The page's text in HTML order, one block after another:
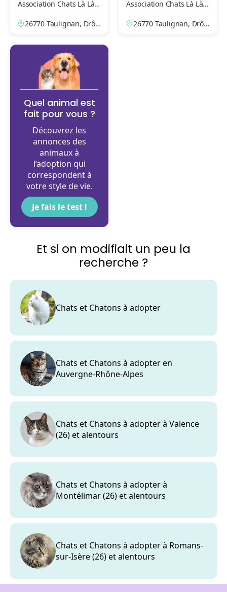
Association Chats Là Là d
e Valréas
26770 Taulignan, Drô
Association Chats Là Là d
e Valréas
26770 Taulignan, Drô
Quel animal est
fait pour vous ?
Découvrez les
annonces des
animaux à
l’adoption qui
correspondent à
votre style de vie.
Je fais le test !
Et si on modifiait un peu la
recherche ?
Chats et Chatons à adopter
Chats et Chatons à adopter en
Auvergne-Rhône-Alpes
Chats et Chatons à adopter à Valence
(26) et alentours
Chats et Chatons à adopter à
Montélimar (26) et alentours
Chats et Chatons à adopter à Romans-
sur-Isère (26) et alentours